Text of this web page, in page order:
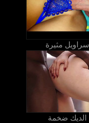
سراويل مثيرة
الديك ضخمة